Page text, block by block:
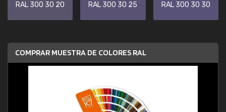
RAL 300 30 20 RAL 300 30 25 RAL 300 30 30
COMPRAR MUESTRA DE COLORES RAL